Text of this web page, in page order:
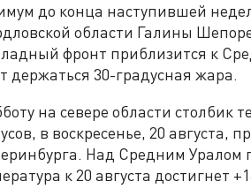
до конца наступившей
области Галины
фронт приблизится к
держаться 30-градусная жара.
на севере области столбик
в воскресенье, 20 августа,
Над Средним
к 20 августа достигнет